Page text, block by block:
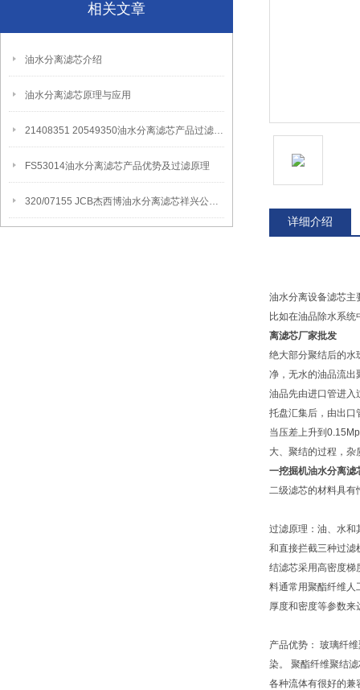
相关文章
油水分离滤芯介绍
油水分离滤芯原理与应用
21408351 20549350油水分离滤芯产品过滤原理
FS53014油水分离滤芯产品优势及过滤原理
320/07155 JCB杰西博油水分离滤芯祥兴公司讲解产品应用领域
详细介绍
油水分离设备滤芯主
比如在油品除水系
离滤芯厂家批发
绝大部分聚结后的水
净，无水的油品流出
油品先由进口管进入
托盘汇集后，由出口
当压差上升到
大、聚结的过程，
一挖掘机油水分离滤
二级滤芯的材料具有
过滤原理：油、水和
和直接拦截三种过滤
结滤芯采用高密度梯
料通常用聚酯纤维人
厚度和密度等参数
产品优势： 玻璃纤
染。 聚酯纤维聚结
各种流体有很好的兼